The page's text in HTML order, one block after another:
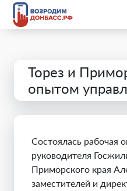
Торез и
опытом
Состоялась рабочая
руководителя
Приморского края
заместителей и